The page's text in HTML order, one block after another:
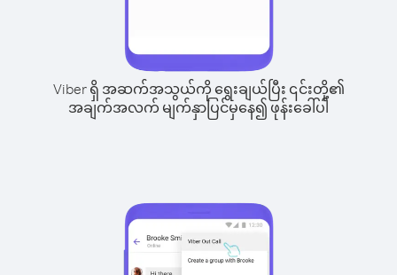
Viber ရှိ အဆက်အသွယ်ကို ရွေးချယ်ပြီး ၎င်းတို့၏
အချက်အလက် မျက်နှာပြင်မှနေ၍ ဖုန်းခေါ်ပါ